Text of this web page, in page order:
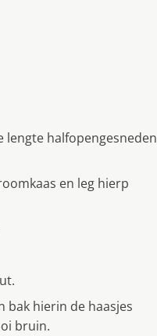
lengte halfopengesneden
en leg hierp
bak hierin de haasjes
bruin.